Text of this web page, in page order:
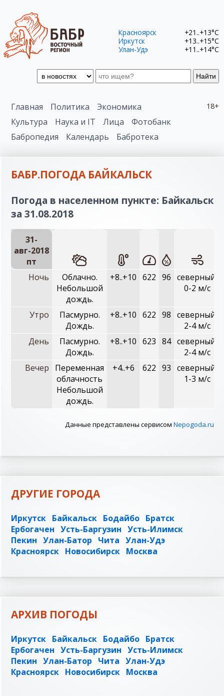
Найти
Красноярск
+21..+13°C
Иркутск
+13..+15°C
Улан-Удэ
+11..+14°C
18+
Главная Политика
Экономика
Культура
Наука и IT Лица
Фотобанк
Бабропедия
Календарь Бабротека
БАБР.ПОГОДА БАЙКАЛЬСК
Погода в населенном пункте: Байкальск
за 31.08.2018
31-
авг-2018
пт
Ночь
Облачно.
Небольшой
дождь.
+8..+10 622 96 северный,
0-2 м/с
Утро
Пасмурно.
Дождь.
+8..+10 622 98 северный,
2-4 м/с
День
Пасмурно.
Дождь.
+8..+10 623 84 северный,
2-4 м/с
Вечер
Переменная
облачность
Небольшой
дождь.
+4..+6 622 93 северный,
1-3 м/с
Данные представлены сервисом Nepogoda.ru
ДРУГИЕ ГОРОДА
Иркутск Байкальск Бодайбо Братск
Ербогачен Усть-Баргузин Усть-Илимск
Пекин Улан-Батор Чита Улан-Удэ
Красноярск Новосибирск Москва
АРХИВ ПОГОДЫ
Иркутск Байкальск Бодайбо Братск
Ербогачен Усть-Баргузин Усть-Илимск
Пекин Улан-Батор Чита Улан-Удэ
Красноярск Новосибирск Москва